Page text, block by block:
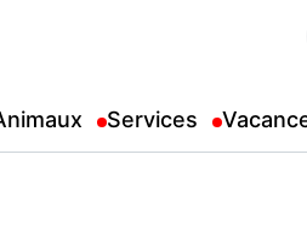
Services